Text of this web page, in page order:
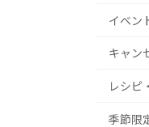
イベン
キャン
レシピ
季節限